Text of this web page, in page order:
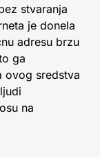
stvaranja
je donela
adresu brzu
ga
ovog sredstva
na